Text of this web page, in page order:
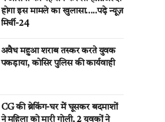
होगा इस मामले का खुलासा…..पढ़े न्यूज़
मिर्ची-24
अवैध महुआ शराब तस्कर करते युवक
पकड़ाया, कोसिर पुलिस की कार्यवाही
CG की ब्रेकिंग-घर मेें घूसकर बदमाशों
ने महिला को मारी गोली, 2 युवकों ने